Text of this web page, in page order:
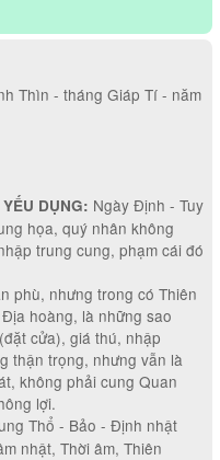
Thìn - tháng Giáp Tí - năm
DỤNG: Ngày Định - Tuy
họa, quý nhân không
trung cung, phạm cái đó
phù, nhưng trong có Thiên
hoàng, là những sao
cửa), giá thú, nhập
thận trọng, nhưng vẫn là
không phải cung Quan
lợi.
Thổ - Bảo - Định nhật
nhật, Thời âm, Thiên